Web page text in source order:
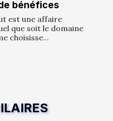
bénéfices
est une affaire
que soit le domaine
choisisse...